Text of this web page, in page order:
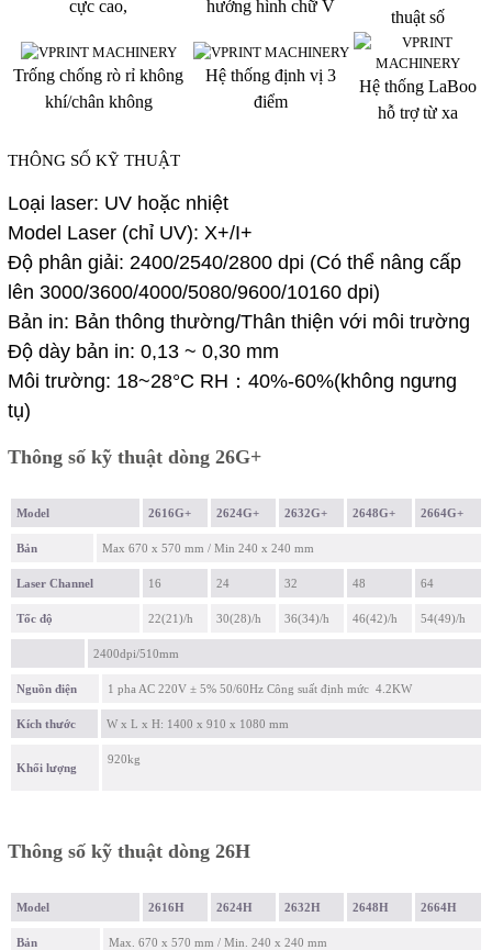
cực cao, hướng hình chữ V
thuật số
Trống chống rò rỉ không
khí/chân không
Hệ thống định vị 3
điểm
Hệ thống LaBoo
hỗ trợ từ xa
THÔNG SỐ KỸ THUẬT
Loại laser: UV hoặc nhiệt
Model Laser (chỉ UV): X+/I+
Độ phân giải: 2400/2540/2800 dpi (Có thể nâng cấp
lên 3000/3600/4000/5080/9600/10160 dpi)
Bản in: Bản thông thường/Thân thiện với môi trường
Độ dày bản in: 0,13 ~ 0,30 mm
Môi trường: 18~28°C RH：40%-60%(không ngưng
tụ)
Thông số kỹ thuật dòng 26G+
Model 2616G+ 2624G+ 2632G+ 2648G+ 2664G+
Bản Max 670 x 570 mm / Min 240 x 240 mm
Laser Channel 16 24 32 48 64
Tốc độ 22(21)/h 30(28)/h 36(34)/h 46(42)/h 54(49)/h
2400dpi/510mm
Nguồn điện 1 pha AC 220V ± 5% 50/60Hz Công suất định mức 4.2KW
Kích thước W x L x H: 1400 x 910 x 1080 mm
Khối lượng
920kg
Thông số kỹ thuật dòng 26H
Model 2616H 2624H 2632H 2648H 2664H
Bản Max. 670 x 570 mm / Min. 240 x 240 mm